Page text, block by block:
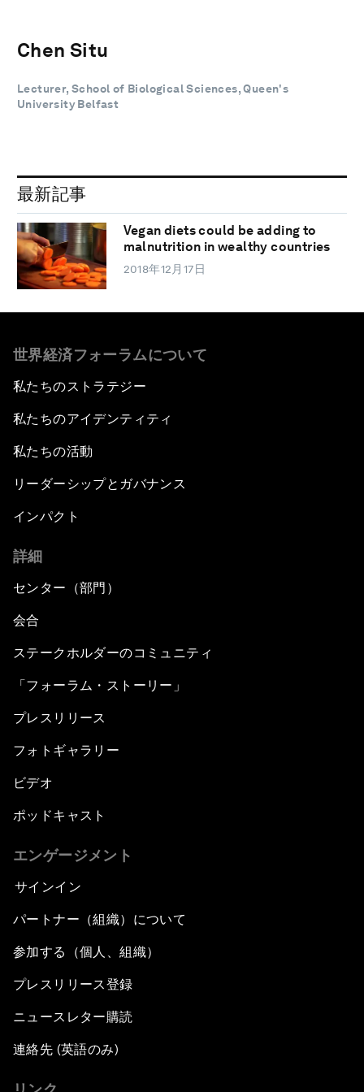
Chen Situ
Lecturer, School of Biological Sciences, Queen's
University Belfast
最新記事
Vegan diets could be adding to
malnutrition in wealthy countries
2018年12月17日
世界経済フォーラムについて
私たちのストラテジー
私たちのアイデンティティ
私たちの活動
リーダーシップとガバナンス
インパクト
詳細
センター（部門）
会合
ステークホルダーのコミュニティ
「フォーラム・ストーリー」
プレスリリース
フォトギャラリー
ビデオ
ポッドキャスト
エンゲージメント
サインイン
パートナー（組織）について
参加する（個人、組織）
プレスリリース登録
ニュースレター購読
連絡先 (英語のみ)